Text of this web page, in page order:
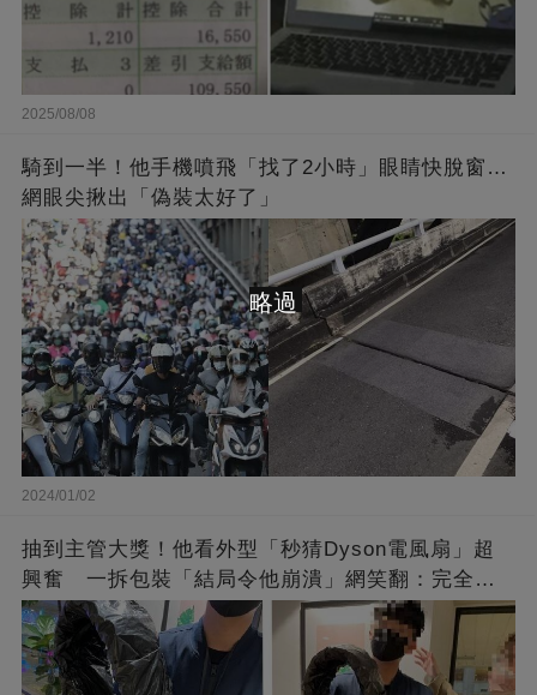
2025/08/08
騎到一半！他手機噴飛「找了2小時」眼睛快脫窗…
網眼尖揪出「偽裝太好了」
2024/01/02
抽到主管大獎！他看外型「秒猜Dyson電風扇」超
興奮 一拆包裝「結局令他崩潰」網笑翻：完全想
不到～
略過